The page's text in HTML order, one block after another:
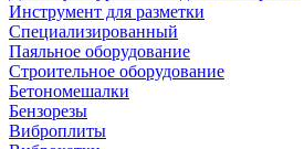
Инструмент для разметки
Специализированный
Паяльное оборудование
Строительное оборудование
Бетономешалки
Бензорезы
Виброплиты